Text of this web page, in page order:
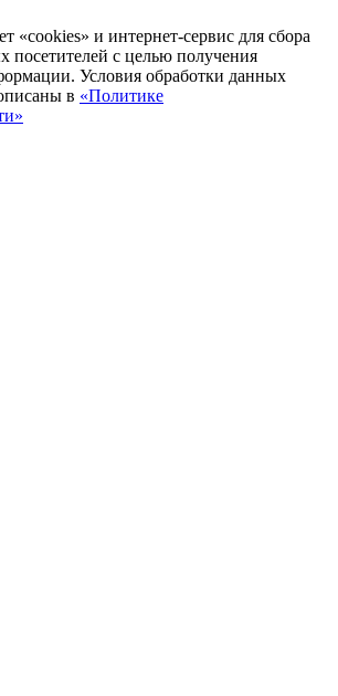
«cookies» и интернет-сервис для сбора
посетителей с целью получения
Условия обработки данных
в «Политике